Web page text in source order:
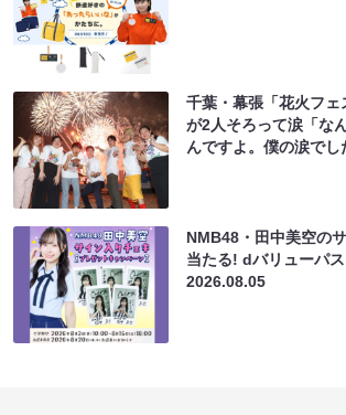
千葉・幕張「花火フ
が2人そろって涙「な
んですよ。僕の涙で
NMB48・田中美空の
当たる! dバリューパ
2026.08.05